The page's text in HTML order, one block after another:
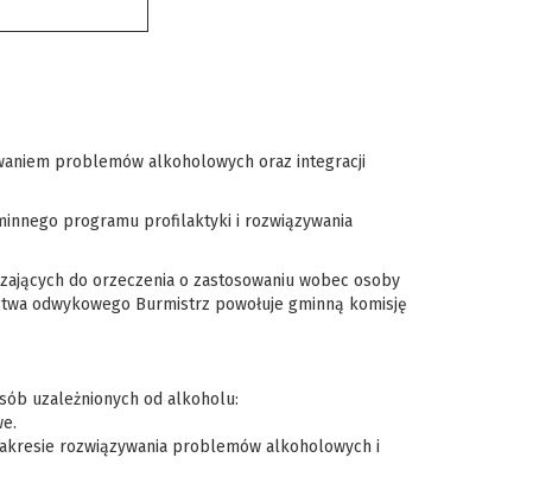
problemów alkoholowych oraz integracji
programu profilaktyki i rozwiązywania
do orzeczenia o zastosowaniu wobec osoby
odwykowego Burmistrz powołuje gminną komisję
uzależnionych od alkoholu:
rozwiązywania problemów alkoholowych i